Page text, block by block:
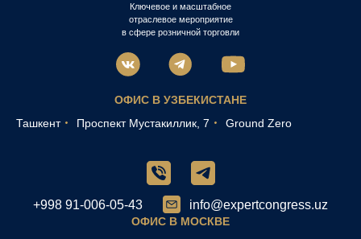
Ключевое и масштабное
отраслевое мероприятие
в сфере розничной торговли
ОФИС В УЗБЕКИСТАНЕ
Ташкент
Проспект Мустакиллик, 7 Ground Zero
+998 91-006-05-43 info@expertcongress.uz
ОФИС В МОСКВЕ